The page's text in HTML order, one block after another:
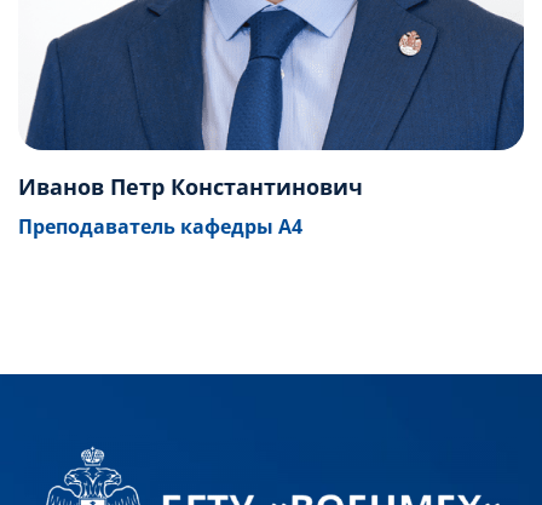
Иванов Петр Константинович
Преподаватель кафедры А4